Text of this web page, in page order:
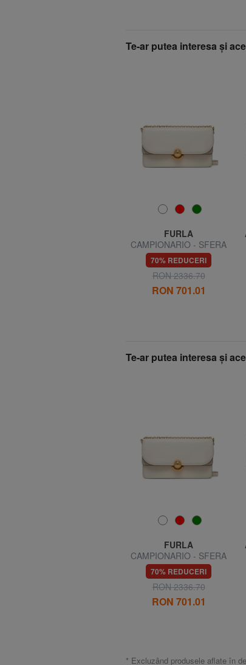
Te-ar putea interesa şi
FURLA
CAMPIONARIO - SFERA
Geantă de umăr mini
70% REDUCERI
RON 2336.70
RON 701.01
Te-ar putea interesa şi
FURLA
CAMPIONARIO - SFERA
Geantă de umăr mini
70% REDUCERI
RON 2336.70
RON 701.01
* Excluzând produsele aflate în